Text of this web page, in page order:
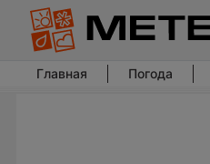
Главная Погода